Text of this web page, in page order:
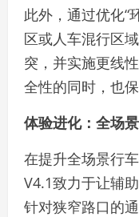
此外，通过优化“
区或人车混行区
突，并实施更线
全性的同时，也
体验进化：全场
在提升全场景行
V4.1致力于让辅
针对狭窄路口的